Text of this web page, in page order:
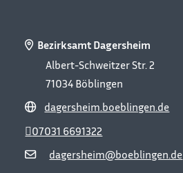
Bezirksamt Dagersheim
Albert-Schweitzer Str. 2
71034 Böblingen
dagersheim.boeblingen.de
dagersheim@boeblingen.de
07031 6691322